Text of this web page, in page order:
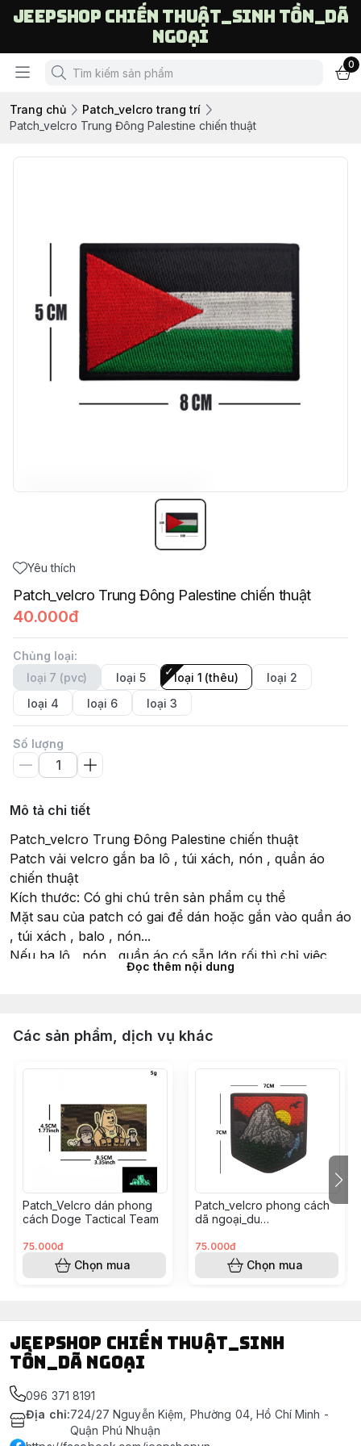
Jeepshop chiến thuật_sinh tồn_dã
ngoại
0
Trang chủ
Patch_velcro trang trí
Patch_velcro Trung Đông Palestine chiến thuật
Yêu thích
Patch_velcro Trung Đông Palestine chiến thuật
40.000đ
Chủng loại:
loại 7 (pvc)
loại 5 loại 1 (thêu)
loại 2
loại 4
loại 6 loại 3
Số lượng
Mô tả chi tiết
Patch_velcro Trung Đông Palestine chiến thuật
Patch vải velcro gắn ba lô , túi xách, nón , quần áo
chiến thuật
Kích thước: Có ghi chú trên sản phẩm cụ thể
Mặt sau của patch có gai để dán hoặc gắn vào quần áo
, túi xách , balo , nón...
Nếu ba lô , nón , quần áo có sẵn lớp rối thì chỉ việc
gắn vào là được , rất nhanh và tiện dụng
#gaza #freedom
Đọc thêm nội dung
Các sản phẩm, dịch vụ khác
Patch_Velcro dán phong
cách Doge Tactical Team
75.000đ
Chọn mua
Patch_velcro phong cách
dã ngoại_du
adventure
75.000đ
Chọn mua
Jeepshop chiến thuật_sinh
tồn_dã ngoại
096 371 8191
Địa chỉ:724/27 Nguyễn Kiệm, Phường 04, Hồ Chí Minh -
Quận Phú Nhuận